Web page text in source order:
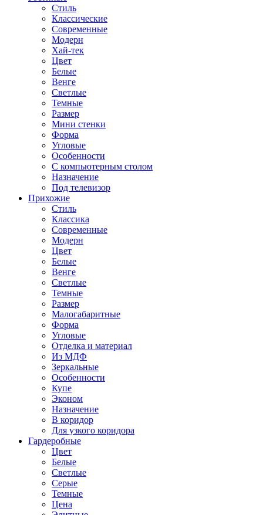
Стиль
Классические
Современные
Модерн
Хай-тек
Цвет
Белые
Венге
Светлые
Темные
Размер
Мини стенки
Форма
Угловые
Особенности
С компьютерным столом
Назначение
Под телевизор
Прихожие
Стиль
Классика
Современные
Модерн
Цвет
Белые
Венге
Светлые
Темные
Размер
Малогабаритные
Форма
Угловые
Отделка и материал
Из МДФ
Зеркальные
Особенности
Купе
Эконом
Назначение
В коридор
Для узкого коридора
Гардеробные
Цвет
Белые
Светлые
Серые
Темные
Цена